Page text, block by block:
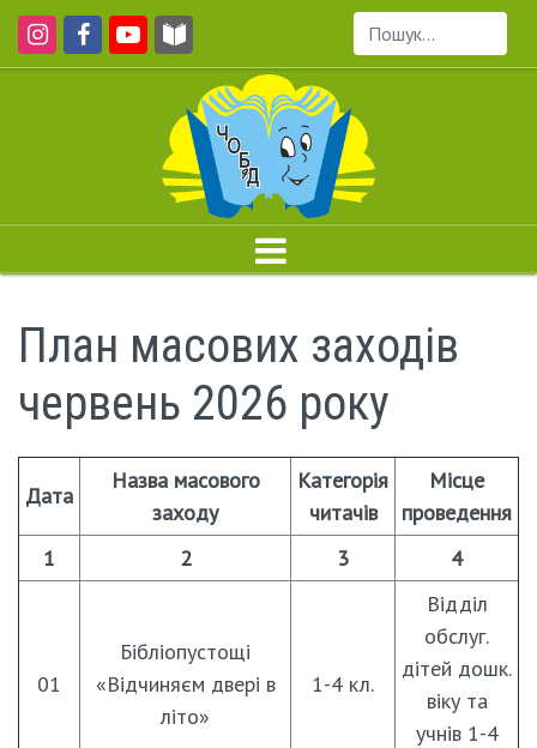
Пошук...
План масових заходів
червень 2026 року
Дата
Назва масового
заходу
Категорія
читачів
Місце
проведення
1
2 3 4
01
Бібліопустощі
«Відчиняєм двері в
літо»
1-4 кл.
Відділ
обслуг.
дітей дошк.
віку та
учнів 1-4